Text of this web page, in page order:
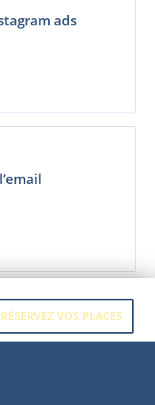
ads
RÉSERVEZ VOS PLACES